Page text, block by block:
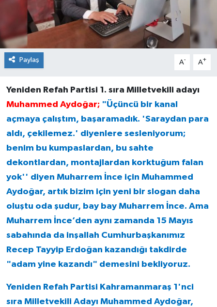
Paylaş A- A+
Yeniden Refah Partisi 1. sıra Milletvekili adayı
Muhammed Aydoğar; "Üçüncü bir kanal
açmaya çalıştım, başaramadık. 'Saraydan para
aldı, çekilemez.' diyenlere sesleniyorum;
benim bu kumpaslardan, bu sahte
dekontlardan, montajlardan korktuğum falan
yok'' diyen Muharrem İnce için Muhammed
Aydoğar, artık bizim için yeni bir slogan daha
oluştu oda şudur, bay bay Muharrem İnce. Ama
Muharrem İnce’den aynı zamanda 15 Mayıs
sabahında da inşallah Cumhurbaşkanımız
Recep Tayyip Erdoğan kazandığı takdirde
"adam yine kazandı" demesini bekliyoruz.
Yeniden Refah Partisi Kahramanmaraş 1'nci
sıra Milletvekili Adayı Muhammed Aydoğar,